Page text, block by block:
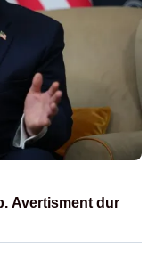
Avertisment dur